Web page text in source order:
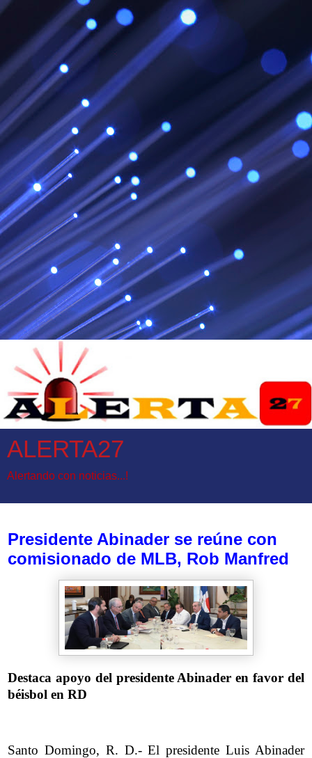
ALERTA27
Alertando con noticias...!
Presidente Abinader se reúne con
comisionado de MLB, Rob Manfred
Destaca apoyo del presidente Abinader en favor del
béisbol en RD
Santo Domingo, R. D.- El presidente Luis Abinader